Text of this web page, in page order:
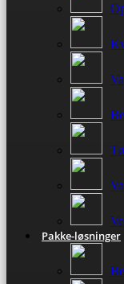
Pakke-løsninger